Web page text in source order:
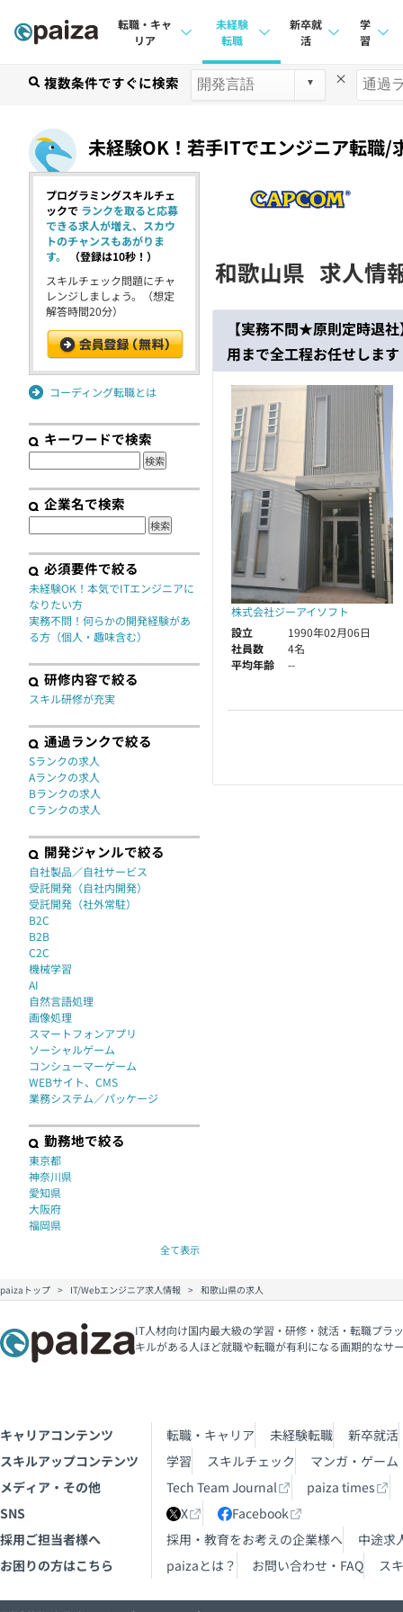
転職・キャ
リア
求人検索
転職エージェント
未経験
転職
求人検索
新卒就
活
求人検索
インターン
新卒エージェント
インタビュー
就活成功ガイド
学
習
講座
プラン
個人
法人
学校
契約
複数条件ですぐに検索 ×
未経験OK！若手ITでエンジニア転職/
和歌山県 求人情
【実務不問★原則定時退
用まで全工程お任せしま
株式会社ジーアイソフト
設立
1990年02月06日
社員数
4名
平均年齢
--
プログラミングスキルチェ
ックで ランクを取ると応募
できる求人が増え、スカウ
トのチャンスもあがりま
す。
（登録は10秒！）
スキルチェック問題にチャ
レンジしましょう。（想定
解答時間20分）
コーディング転職とは
キーワードで検索
企業名で検索
必須要件で絞る
未経験OK！本気でITエンジニアに
なりたい方
実務不問！何らかの開発経験があ
る方（個人・趣味含む）
研修内容で絞る
スキル研修が充実
通過ランクで絞る
Sランクの求人
Aランクの求人
Bランクの求人
Cランクの求人
開発ジャンルで絞る
自社製品／自社サービス
受託開発（自社内開発）
受託開発（社外常駐）
B2C
B2B
C2C
機械学習
AI
自然言語処理
画像処理
スマートフォンアプリ
ソーシャルゲーム
コンシューマーゲーム
WEBサイト、CMS
業務システム／パッケージ
勤務地で絞る
東京都
神奈川県
愛知県
大阪府
福岡県
全て表示
paizaトップ IT/Webエンジニア求人情報 和歌山県の求人
IT人材向け国内最大級の学習・研修・就活・転職プラ
キルがある人ほど就職や転職が有利になる画期的なサ
キャリアコンテンツ 転職・キャリア 未経験転職
新卒就活
スキルアップコンテンツ
学習 スキルチェック
マンガ・ゲーム
メディア・その他
Tech Team Journal
paiza times
SNS
X
Facebook
採用ご担当者様へ
採用・教育をお考えの企業様へ
中途求
お困りの方はこちら
paizaとは？ お問い合わせ・FAQ ス